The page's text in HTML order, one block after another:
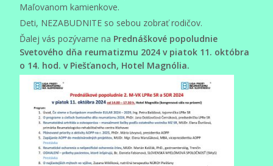
Maľovanom kamienkove.
Deti, NEZABUDNITE so sebou zobrať rodičov.
Ďalej vás pozývame na Prednáškové popoludnie
Svetového dňa reumatizmu 2024 v piatok 11. októbra
o 14. hod. v Piešťanoch, Hotel Magnólia.